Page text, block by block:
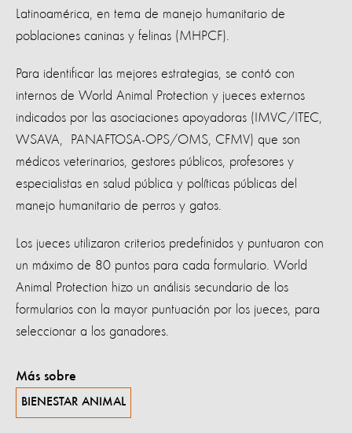
Latinoamérica, en tema de manejo humanitario de
poblaciones caninas y felinas (MHPCF).
Para identificar las mejores estrategias, se contó con
internos de World Animal Protection y jueces externos
indicados por las asociaciones apoyadoras (IMVC/ITEC,
WSAVA, PANAFTOSA-OPS/OMS, CFMV) que son
médicos veterinarios, gestores públicos, profesores y
especialistas en salud pública y políticas públicas del
manejo humanitario de perros y gatos.
Los jueces utilizaron criterios predefinidos y puntuaron con
un máximo de 80 puntos para cada formulario. World
Animal Protection hizo un análisis secundario de los
formularios con la mayor puntuación por los jueces, para
seleccionar a los ganadores.
Más sobre
BIENESTAR ANIMAL